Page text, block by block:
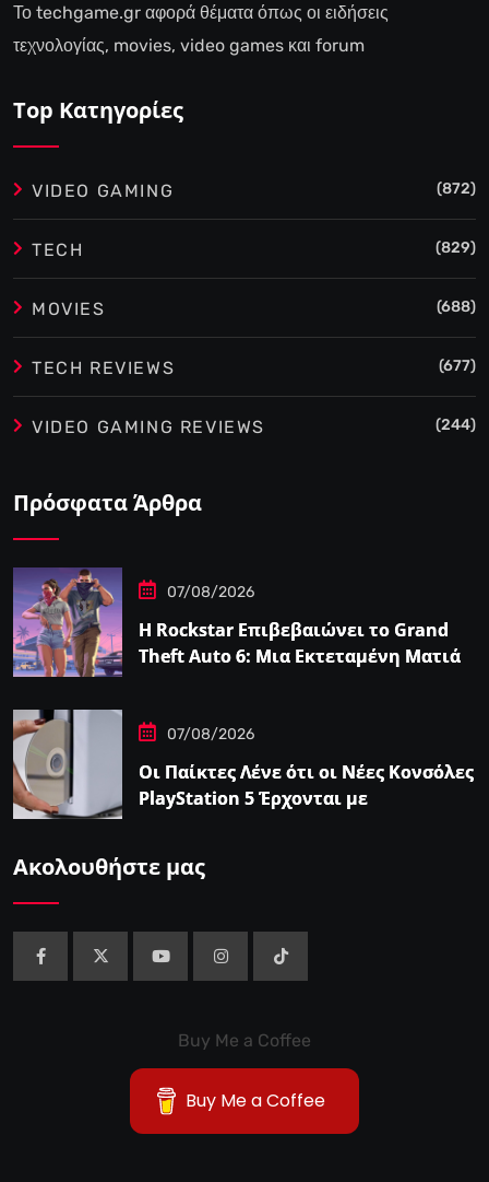
Το techgame.gr αφορά θέματα όπως οι ειδήσεις
τεχνολογίας, movies, video games και forum
Top Κατηγορίες
VIDEO GAMING (872)
TECH (829)
MOVIES (688)
TECH REVIEWS (677)
VIDEO GAMING REVIEWS (244)
Πρόσφατα Άρθρα
07/08/2026
Η Rockstar Επιβεβαιώνει το Grand
Theft Auto 6: Μια Εκτεταμένη Ματιά
07/08/2026
Οι Παίκτες Λένε ότι οι Νέες Κονσόλες
PlayStation 5 Έρχονται με
Ακολουθήστε μας
Buy Me a Coffee
Buy Me a Coffee